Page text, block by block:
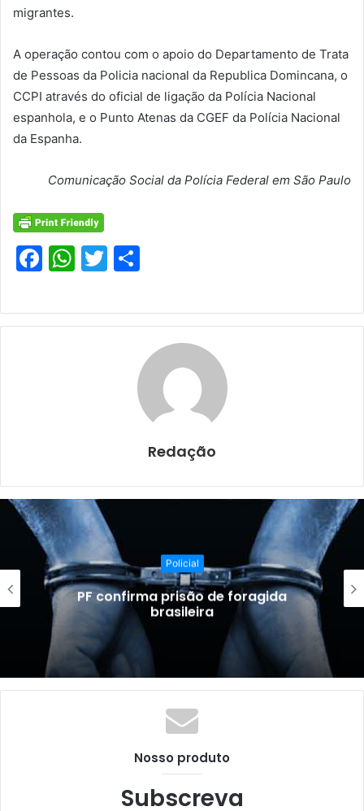
migrantes.
A operação contou com o apoio do Departamento de Trata
de Pessoas da Policia nacional da Republica Domincana, o
CCPI através do oficial de ligação da Polícia Nacional
espanhola, e o Punto Atenas da CGEF da Polícia Nacional
da Espanha.
Comunicação Social da Polícia Federal em São Paulo
F
c
e
W
at
s
T
itt
er
ar
e
Redação
Policial
PF confirma prisão de foragida
brasileira
Nosso produto
Subscreva